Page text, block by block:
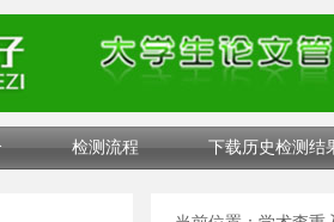
检测流程 下载历史检测结